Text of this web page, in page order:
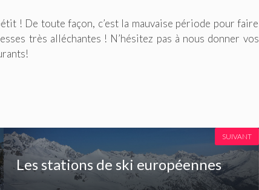
! De toute façon, c’est la mauvaise période pour faire
très alléchantes ! N’hésitez pas à nous donner vos
Les stations de ski européennes
SUIVANT